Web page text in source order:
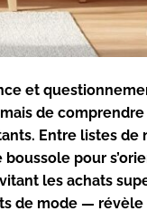
et
de
Entre listes de
pour
les achats
de mode —